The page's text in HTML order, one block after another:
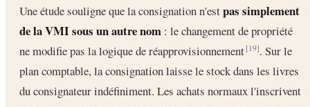
Une étude souligne que la consignation n'estpas simplement
de la VMI sous un autre nom : le changement de propriété
ne modifie pas la logique de réapprovisionnement[19]. Sur le
plan comptable, la consignation laisse le stock dans les livres
du consignateur indéfiniment. Les achats normaux l'inscrivent